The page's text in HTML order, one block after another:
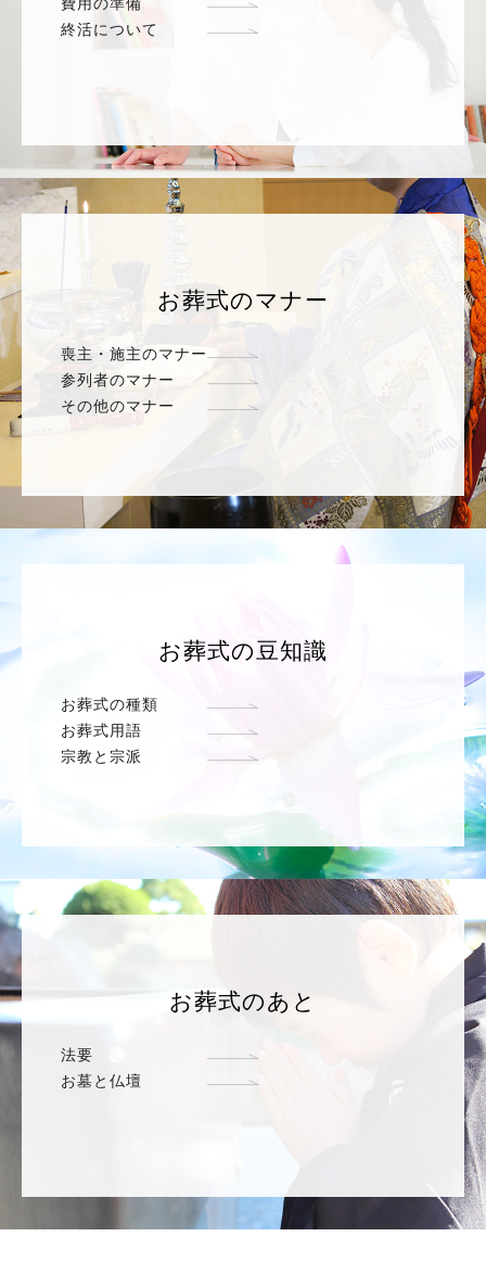
終活について
お葬式のマナー
喪主・施主のマナー
参列者のマナー
その他のマナー
お葬式の豆知識
お葬式の種類
お葬式用語
宗教と宗派
お葬式のあと
法要
お墓と仏壇